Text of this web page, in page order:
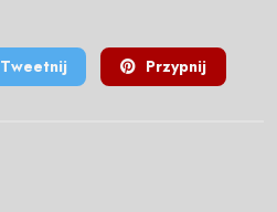
Tweetnij Przypnij